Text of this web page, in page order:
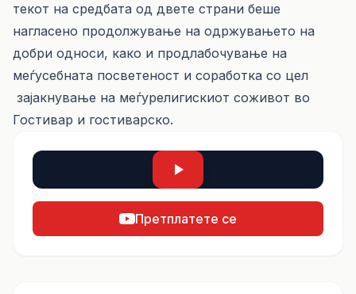
текот на средбата од двете страни беше
нагласено продолжување на одржувањето на
добри односи, како и продлабочување на
меѓусебната посветеност и соработка со цел
зајакнување на меѓурелигискиот соживот во
Гостивар и гостиварско.
Претплатете се